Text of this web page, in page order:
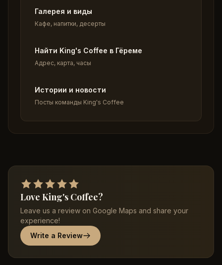
Галерея и виды
Кафе, напитки, десерты
Найти King's Coffee в Гёреме
Адрес, карта, часы
Истории и новости
Посты команды King's Coffee
Love King's Coffee?
Leave us a review on Google Maps and share your
experience!
Write a Review